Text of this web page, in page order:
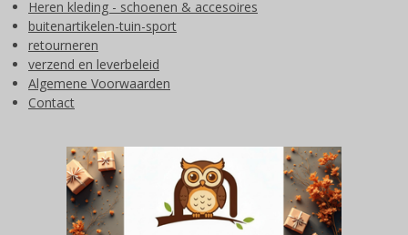
Heren kleding - schoenen & accesoires
buitenartikelen-tuin-sport
retourneren
verzend en leverbeleid
Algemene Voorwaarden
Contact